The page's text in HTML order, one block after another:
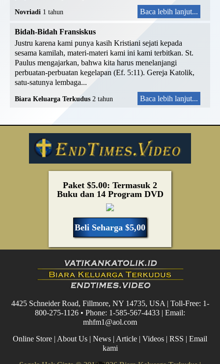
Novriadi 1 tahun Baca lebih lanjut...
Bidah-Bidah Fransiskus
Justru karena kami punya kasih Kristiani sejati kepada
sesama kamilah, materi-materi kami ini kami terbitkan. St.
Paulus mengajarkan, bahwa kita harus menelanjangi
perbuatan-perbuatan kegelapan (Ef. 5:11). Gereja Katolik,
satu-satunya lembaga...
Biara Keluarga Terkudus 2 tahun Baca lebih lanjut...
Paket $5.00: Termasuk 2
Buku dan 14 Program DVD
Beli Seharga $5,00
4425 Schneider Road, Fillmore, NY 14735, USA | Toll-Free: 1-
800-275-1126 • Phone: 1-585-567-4433 | Email:
mhfm1@aol.com
Online Store | About Us | News | Article | Videos | RSS | Email
kami